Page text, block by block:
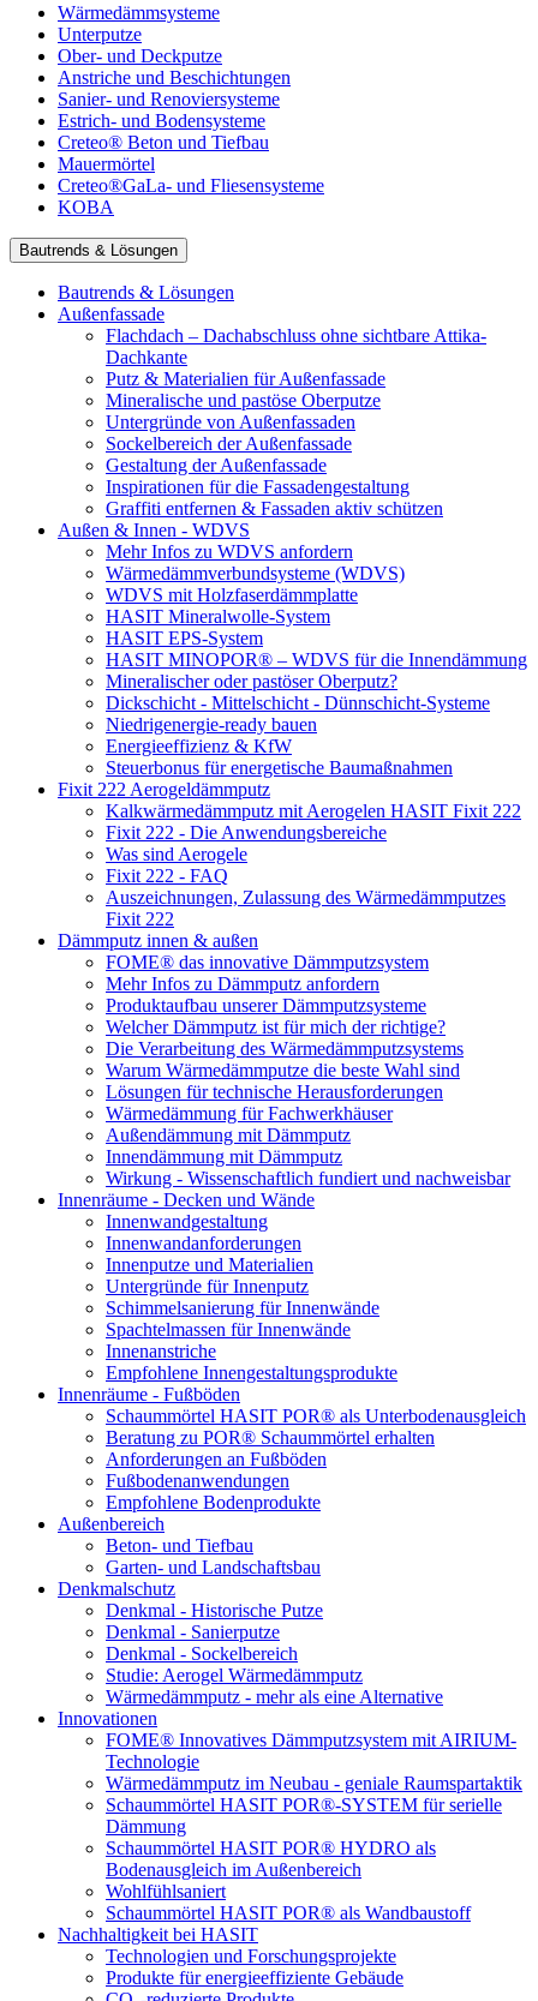
Wärmedämmsysteme
Unterputze
Ober- und Deckputze
Anstriche und Beschichtungen
Sanier- und Renoviersysteme
Estrich- und Bodensysteme
Creteo® Beton und Tiefbau
Mauermörtel
Creteo®GaLa- und Fliesensysteme
KOBA
Bautrends & Lösungen
Bautrends & Lösungen
Außenfassade
Flachdach – Dachabschluss ohne sichtbare Attika-
Dachkante
Putz & Materialien für Außenfassade
Mineralische und pastöse Oberputze
Untergründe von Außenfassaden
Sockelbereich der Außenfassade
Gestaltung der Außenfassade
Inspirationen für die Fassadengestaltung
Graffiti entfernen & Fassaden aktiv schützen
Außen & Innen - WDVS
Mehr Infos zu WDVS anfordern
Wärmedämmverbundsysteme (WDVS)
WDVS mit Holzfaserdämmplatte
HASIT Mineralwolle-System
HASIT EPS-System
HASIT MINOPOR® – WDVS für die Innendämmung
Mineralischer oder pastöser Oberputz?
Dickschicht - Mittelschicht - Dünnschicht-Systeme
Niedrigenergie-ready bauen
Energieeffizienz & KfW
Steuerbonus für energetische Baumaßnahmen
Fixit 222 Aerogeldämmputz
Kalkwärmedämmputz mit Aerogelen HASIT Fixit 222
Fixit 222 - Die Anwendungsbereiche
Was sind Aerogele
Fixit 222 - FAQ
Auszeichnungen, Zulassung des Wärmedämmputzes
Fixit 222
Dämmputz innen & außen
FOME® das innovative Dämmputzsystem
Mehr Infos zu Dämmputz anfordern
Produktaufbau unserer Dämmputzsysteme
Welcher Dämmputz ist für mich der richtige?
Die Verarbeitung des Wärmedämmputzsystems
Warum Wärmedämmputze die beste Wahl sind
Lösungen für technische Herausforderungen
Wärmedämmung für Fachwerkhäuser
Außendämmung mit Dämmputz
Innendämmung mit Dämmputz
Wirkung - Wissenschaftlich fundiert und nachweisbar
Innenräume - Decken und Wände
Innenwandgestaltung
Innenwandanforderungen
Innenputze und Materialien
Untergründe für Innenputz
Schimmelsanierung für Innenwände
Spachtelmassen für Innenwände
Innenanstriche
Empfohlene Innengestaltungsprodukte
Innenräume - Fußböden
Schaummörtel HASIT POR® als Unterbodenausgleich
Beratung zu POR® Schaummörtel erhalten
Anforderungen an Fußböden
Fußbodenanwendungen
Empfohlene Bodenprodukte
Außenbereich
Beton- und Tiefbau
Garten- und Landschaftsbau
Denkmalschutz
Denkmal - Historische Putze
Denkmal - Sanierputze
Denkmal - Sockelbereich
Studie: Aerogel Wärmedämmputz
Wärmedämmputz - mehr als eine Alternative
Innovationen
FOME® Innovatives Dämmputzsystem mit AIRIUM-
Technologie
Wärmedämmputz im Neubau - geniale Raumspartaktik
Schaummörtel HASIT POR®-SYSTEM für serielle
Dämmung
Schaummörtel HASIT POR® HYDRO als
Bodenausgleich im Außenbereich
Wohlfühlsaniert
Schaummörtel HASIT POR® als Wandbaustoff
Nachhaltigkeit bei HASIT
Technologien und Forschungsprojekte
Produkte für energieeffiziente Gebäude